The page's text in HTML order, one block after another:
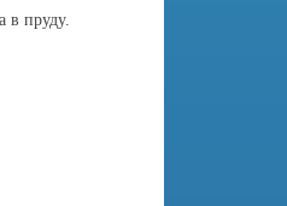
в пруду.